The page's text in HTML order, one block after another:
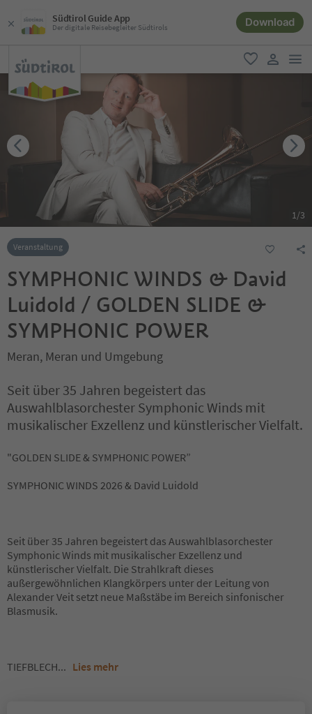
Südtirol Guide App
Der digitale Reisebegleiter Südtirols Download
favorit
user link
1/3
Veranstaltung
SYMPHONIC WINDS & David
Luidold / GOLDEN SLIDE &
SYMPHONIC POWER
Meran, Meran und Umgebung
Seit über 35 Jahren begeistert das
Auswahlblasorchester Symphonic Winds mit
musikalischer Exzellenz und künstlerischer Vielfalt.
"GOLDEN SLIDE & SYMPHONIC POWER”
SYMPHONIC WINDS 2026 & David Luidold
Seit über 35 Jahren begeistert das Auswahlblasorchester
Symphonic Winds mit musikalischer Exzellenz und
künstlerischer Vielfalt. Die Strahlkraft dieses
außergewöhnlichen Klangkörpers unter der Leitung von
Alexander Veit setzt neue Maßstäbe im Bereich sinfonischer
Blasmusik.
TIEFBLECH... Lies mehr